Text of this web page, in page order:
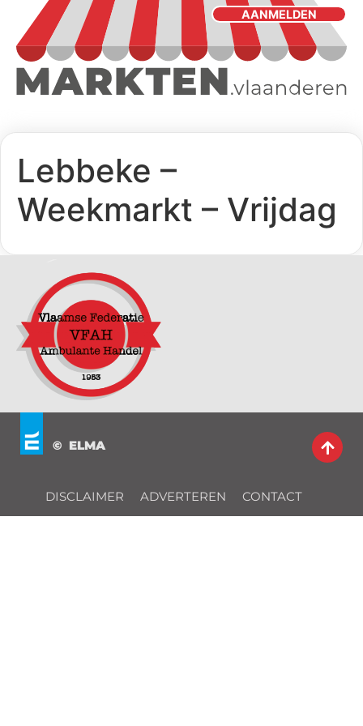
AANMELDEN
Lebbeke –
Weekmarkt – Vrijdag
© ELMA
DISCLAIMER ADVERTEREN CONTACT